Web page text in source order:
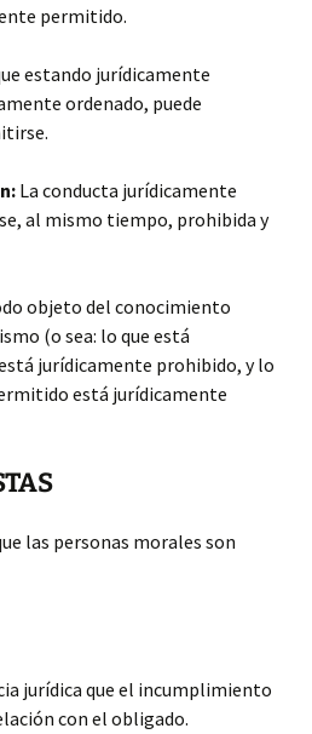
permitido.
estando jurídicamente
ordenado, puede
La conducta jurídicamente
al mismo tiempo, prohibida y
objeto del conocimiento
(o sea: lo que está
jurídicamente prohibido, y lo
está jurídicamente
las personas morales son
jurídica que el incumplimiento
con el obligado.